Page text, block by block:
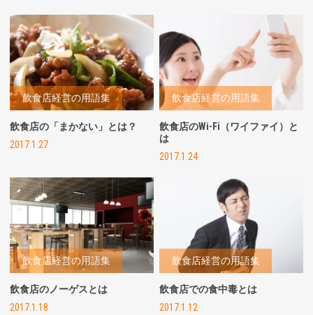
飲食店経営の用語集
飲食店の「まかない」とは？
2017.1.27
飲食店経営の用語集
飲食店のWi-Fi（ワイファイ）と
は
2017.1.24
飲食店経営の用語集
飲食店のノーゲスとは
2017.1.18
飲食店経営の用語集
飲食店での食中毒とは
2017.1.12